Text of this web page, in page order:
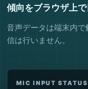
傾向をブラウザ上で
音声データは端末内
信は行いません。
MIC INPUT STATUS